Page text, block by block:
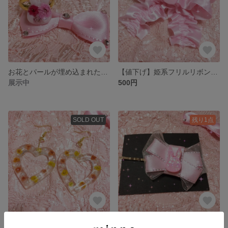
展示中
500円
SOLD OUT 残り1点